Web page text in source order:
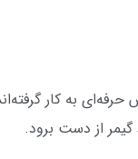
به کار
از دست برود.